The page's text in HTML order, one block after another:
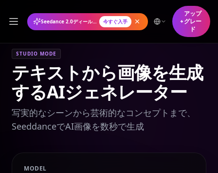
Seedance 2.0ディール年間プランが50%オフ 今すぐ入手
アップ
グレー
ド
STUDIO MODE
テキストから画像を生成
するAIジェネレーター
写実的なシーンから芸術的なコンセプトまで、
SeeddanceでAI画像を数秒で生成
MODEL